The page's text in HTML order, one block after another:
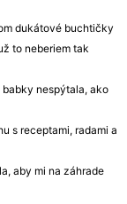
dukátové buchtičky
to neberiem tak
nespýtala, ako
s receptami, radami a
aby mi na záhrade